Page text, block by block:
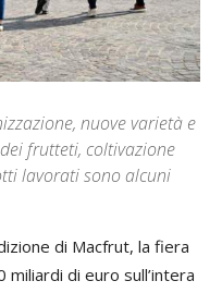
nuove varietà e
frutteti, coltivazione
lavorati sono alcuni
di Macfrut, la fiera
di euro sull’intera